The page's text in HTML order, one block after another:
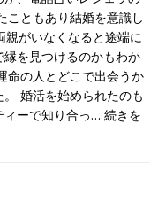
こともあり結婚を意識し
がいなくなると途端に
を見つけるのかもわか
命の人とどこで出会うか
婚活を始められたのも
ィーで知り合っ…続きを